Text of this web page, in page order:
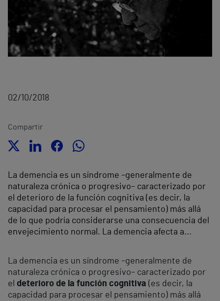
02/10/2018
Compartir
La demencia es un síndrome –generalmente de
naturaleza crónica o progresivo– caracterizado por
el deterioro de la función cognitiva (es decir, la
capacidad para procesar el pensamiento) más allá
de lo que podría considerarse una consecuencia del
envejecimiento normal. La demencia afecta a...
La demencia es un síndrome –generalmente de
naturaleza crónica o progresivo– caracterizado por
el deterioro de la función cognitiva (es decir, la
capacidad para procesar el pensamiento) más allá